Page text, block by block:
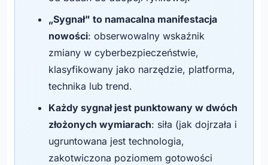
„Sygnał" to namacalna manifestacja
nowości: obserwowalny wskaźnik
zmiany w cyberbezpieczeństwie,
klasyfikowany jako narzędzie, platforma,
technika lub trend.
Każdy sygnał jest punktowany w dwóch
złożonych wymiarach: siła (jak dojrzała i
ugruntowana jest technologia,
zakotwiczona poziomem gotowości